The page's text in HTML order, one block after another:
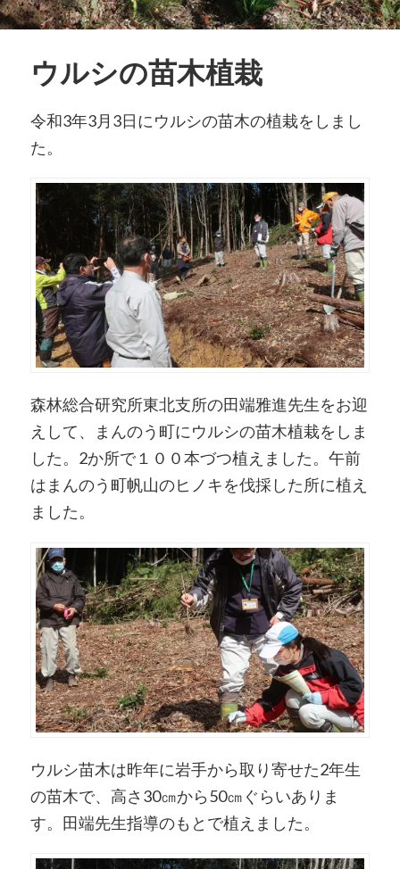
ウルシの苗木植栽
令和3年3月3日にウルシの苗木の植栽をしまし
た。
森林総合研究所東北支所の田端雅進先生をお迎
えして、まんのう町にウルシの苗木植栽をしま
した。2か所で１００本づつ植えました。午前
はまんのう町帆山のヒノキを伐採した所に植え
ました。
ウルシ苗木は昨年に岩手から取り寄せた2年生
の苗木で、高さ30㎝から50㎝ぐらいありま
す。田端先生指導のもとで植えました。